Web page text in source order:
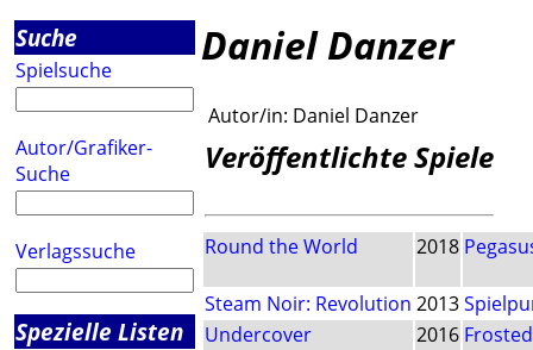
Suche
Spielsuche
Autor/Grafiker-
Suche
Verlagssuche
Spezielle Listen
Daniel Danzer
Autor/in: Daniel Danzer
Veröffentlichte Spiele
Round the World 2018
Steam Noir: Revolution 2013
Undercover
2016